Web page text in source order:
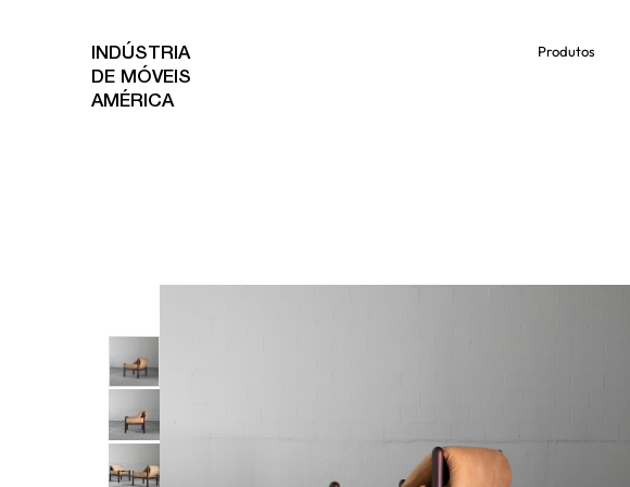
INDÚSTRIA
DE MÓVEIS
AMÉRICA
Produtos